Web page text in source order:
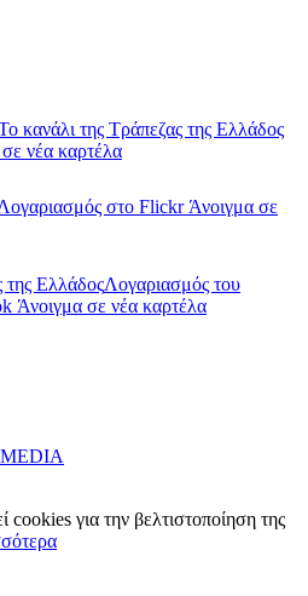
κανάλι της Τράπεζας της Ελλάδος
νέα καρτέλα
στο FlickrΆνοιγμα σε
της ΕλλάδοςΛογαριασμός του
Άνοιγμα σε νέα καρτέλα
cookies για την βελτιστοποίηση της